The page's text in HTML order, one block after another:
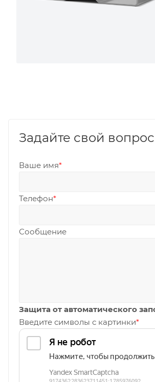
Задайте свой
Ваше имя*
Телефон*
Сообщение
Защита от автоматического
Введите символы с картинки*